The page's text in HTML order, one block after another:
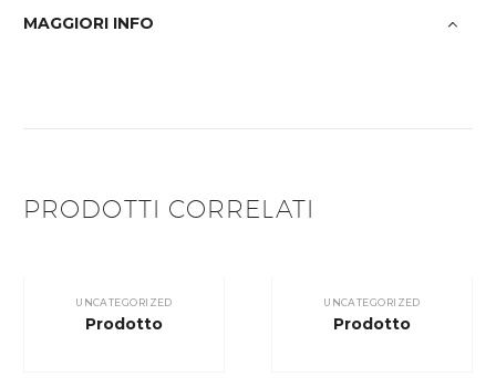
MAGGIORI INFO
PRODOTTI CORRELATI
UNCATEGORIZED
Prodotto
UNCATEGORIZED
Prodotto